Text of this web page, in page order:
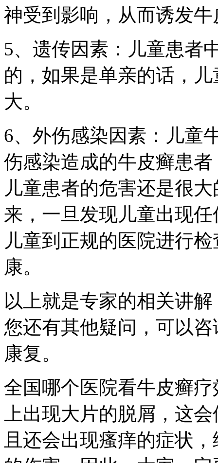
神受到影响，从而诱发牛
5、遗传因素：儿童患者
的，如果是单亲的话，
大。
6、外伤感染因素：儿童
伤感染造成的牛皮癣患
儿童患者的危害还是很
来，一旦发现儿童出现
儿童到正规的医院进行
康。
以上就是专家的相关讲
您还有其他疑问，可以
康复。
全国哪个医院看牛皮癣
上出现大片的脱屑，这
且还会出现瘙痒的症状